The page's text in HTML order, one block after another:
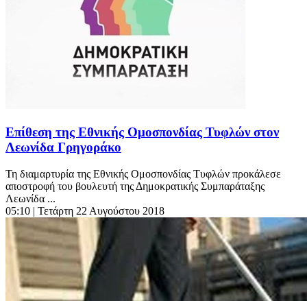
Επίθεση της Εθνικής Ομοσπονδίας Τυφλών στον
Λεωνίδα Γρηγοράκο
Τη διαμαρτυρία της Εθνικής Ομοσπονδίας Τυφλών προκάλεσε
αποστροφή του βουλευτή της Δημοκρατικής Συμπαράταξης
Λεωνίδα ...
05:10 | Τετάρτη 22 Αυγούστου 2018